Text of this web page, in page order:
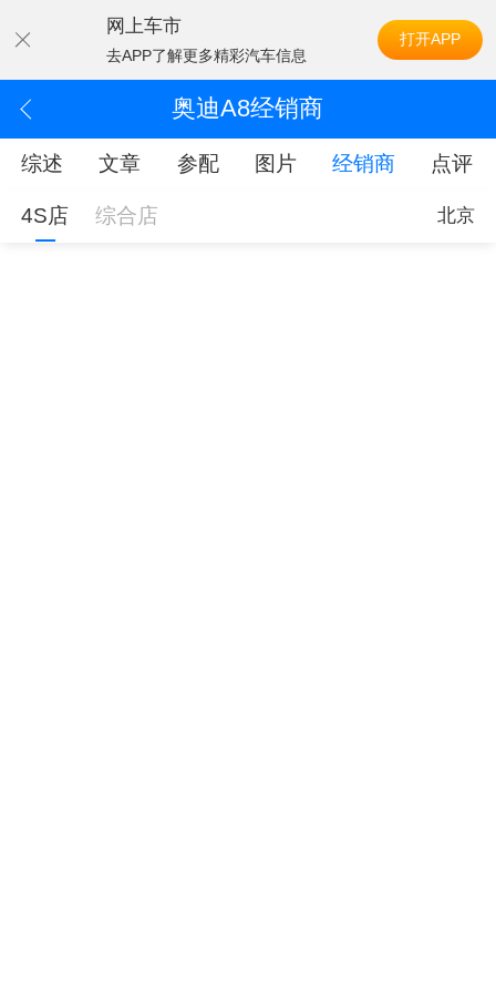
网上车市
去APP了解更多精彩汽车信息
打开APP
奥迪A8经销商
综述 文章 参配 图片 经销商 点评
4S店 综合店 北京